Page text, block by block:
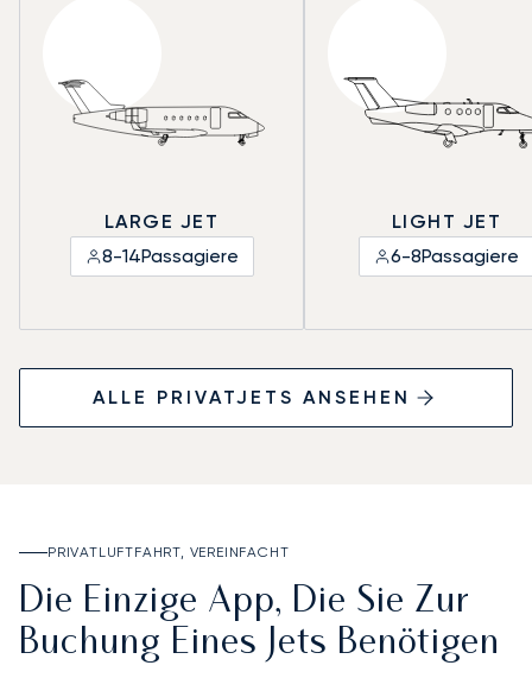
LARGE JET
8-14Passagiere
LIGHT JET
6-8Passagiere
ALLE PRIVATJETS ANSEHEN
PRIVATLUFTFAHRT, VEREINFACHT
Die Einzige App, Die Sie Zur
Buchung Eines Jets Benötigen